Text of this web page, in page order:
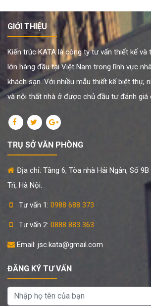
GIỚI THIỆU
Kiến trúc KATA là công ty tư vấn thiết kế và
lớn hàng đầu tại Việt Nam trong lĩnh vực
khách sạn. Với nhiều mẫu thiết kế biệt thự,
và nội thất nhà ở được chủ đầu tư đánh giá
TRỤ SỞ VĂN PHÒNG
Địa chỉ: Tầng 6, Tòa nhà Hải Ngân, Số
Trì, Hà Nội.
Tư vấn 1: 0988 688 373
Tư vấn 2: 0888 883 363
Email: jsc.kata@gmail.com
ĐĂNG KÝ TƯ VẤN